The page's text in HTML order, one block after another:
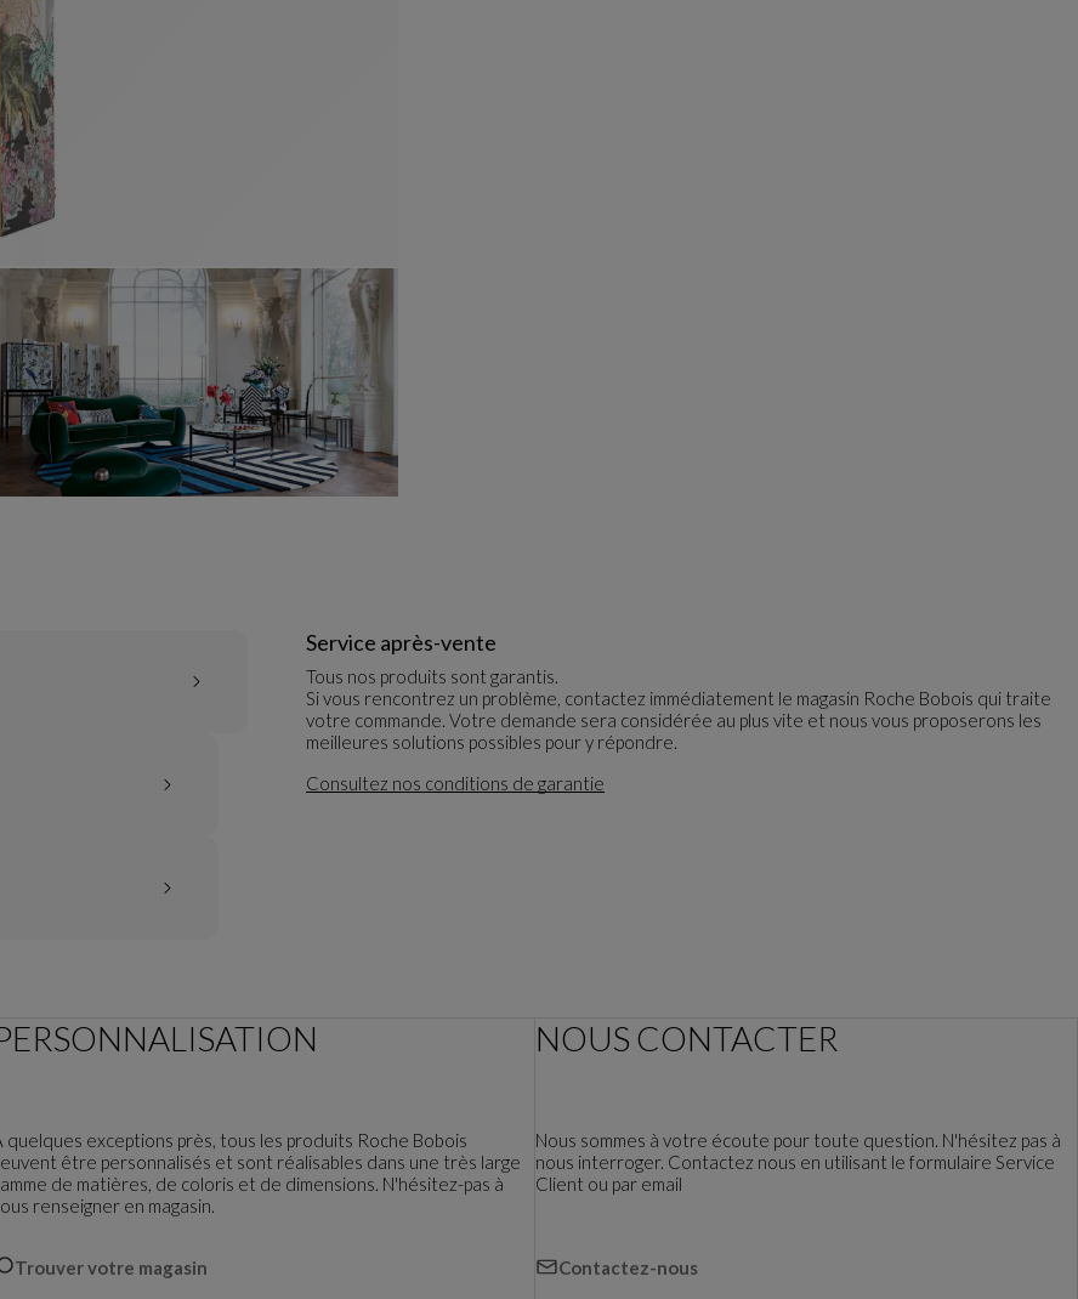
Service après-vente
Tous nos produits sont garantis.
Si vous rencontrez un problème, contactez immédiatement le magasin Roche Bobois qui traite
votre commande. Votre demande sera considérée au plus vite et nous vous proposerons les
meilleures solutions possibles pour y répondre.
Consultez nos conditions de garantie
quelques exceptions près, tous les produits Roche Bobois
être personnalisés et sont réalisables dans une très large
de matières, de coloris et de dimensions. N'hésitez-pas à
renseigner en magasin.
Trouver votre magasin
NOUS CONTACTER
Nous sommes à votre écoute pour toute question. N'hésitez pas à
nous interroger. Contactez nous en utilisant le formulaire Service
Client ou par email
Contactez-nous